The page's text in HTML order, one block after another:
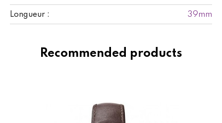
Longueur : 39mm
Recommended products